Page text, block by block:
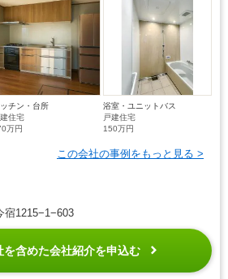
チン・台所
建住宅
万円
浴室・ユニットバス
戸建住宅
150万円
この会社の事例をもっと見る >
宿1215−1−603
を含めた会社紹介を申込む